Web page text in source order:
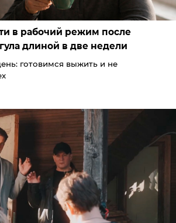
в рабочий режим после
длиной в две недели
готовимся выжить и не